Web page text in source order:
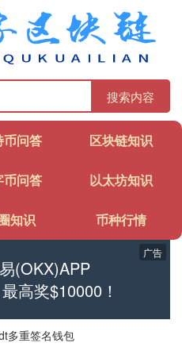
搜索内容
币问答 区块链知识
币问答 以太坊知识
知识 币种行情
(OKX)APP
高奖$10000！
广告
多重签名钱包